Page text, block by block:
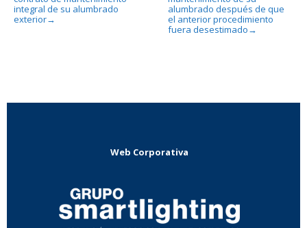
integral de su alumbrado
exterior→
alumbrado después de que
el anterior procedimiento
fuera desestimado →
Web Corporativa